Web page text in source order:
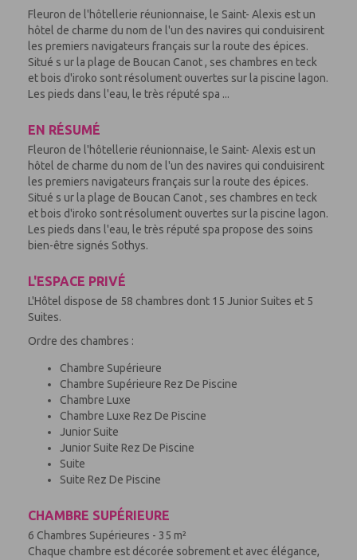
Fleuron de l'hôtellerie réunionnaise, le Saint- Alexis est un
hôtel de charme du nom de l'un des navires qui conduisirent
les premiers navigateurs français sur la route des épices.
Situé s ur la plage de Boucan Canot , ses chambres en teck
et bois d'iroko sont résolument ouvertes sur la piscine lagon.
Les pieds dans l'eau, le très réputé spa ...
EN RÉSUMÉ
Fleuron de l'hôtellerie réunionnaise, le Saint- Alexis est un
hôtel de charme du nom de l'un des navires qui conduisirent
les premiers navigateurs français sur la route des épices.
Situé s ur la plage de Boucan Canot , ses chambres en teck
et bois d'iroko sont résolument ouvertes sur la piscine lagon.
Les pieds dans l'eau, le très réputé spa propose des soins
bien-être signés Sothys.
L'ESPACE PRIVÉ
L'Hôtel dispose de 58 chambres dont 15 Junior Suites et 5
Suites.
Ordre des chambres :
Chambre Supérieure
Chambre Supérieure Rez De Piscine
Chambre Luxe
Chambre Luxe Rez De Piscine
Junior Suite
Junior Suite Rez De Piscine
Suite
Suite Rez De Piscine
CHAMBRE SUPÉRIEURE
6 Chambres Supérieures - 35 m²
Chaque chambre est décorée sobrement et avec élégance,